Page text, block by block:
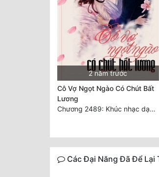
2 năm trước
Cô Vợ Ngọt Ngào Có Chút Bất
Lương
Chương 2489: Khúc nhạc dạo: Cuộc so đấu vô sỉ (Hoàn)
Các Đại Năng Đã Để Lại